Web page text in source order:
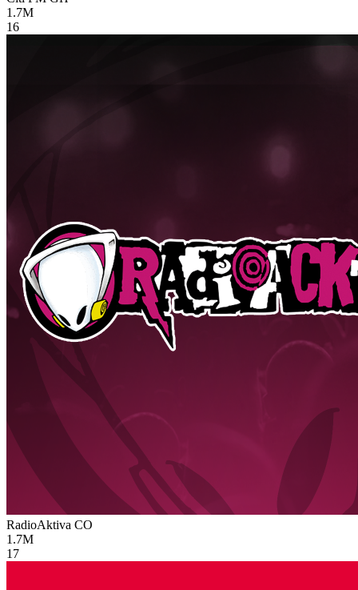
1.7M
16
RadioAktiva CO
1.7M
17